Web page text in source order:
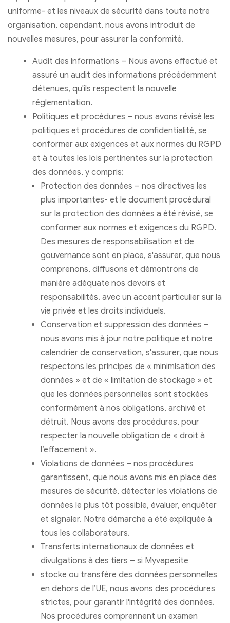
uniforme- et les niveaux de sécurité dans toute notre
organisation, cependant, nous avons introduit de
nouvelles mesures, pour assurer la conformité.
Audit des informations – Nous avons effectué et
assuré un audit des informations précédemment
détenues, qu'ils respectent la nouvelle
réglementation.
Politiques et procédures – nous avons révisé les
politiques et procédures de confidentialité, se
conformer aux exigences et aux normes du RGPD
et à toutes les lois pertinentes sur la protection
des données, y compris:
Protection des données – nos directives les
plus importantes- et le document procédural
sur la protection des données a été révisé, se
conformer aux normes et exigences du RGPD.
Des mesures de responsabilisation et de
gouvernance sont en place, s'assurer, que nous
comprenons, diffusons et démontrons de
manière adéquate nos devoirs et
responsabilités. avec un accent particulier sur la
vie privée et les droits individuels.
Conservation et suppression des données –
nous avons mis à jour notre politique et notre
calendrier de conservation, s'assurer, que nous
respectons les principes de « minimisation des
données » et de « limitation de stockage » et
que les données personnelles sont stockées
conformément à nos obligations, archivé et
détruit. Nous avons des procédures, pour
respecter la nouvelle obligation de « droit à
l’effacement ».
Violations de données – nos procédures
garantissent, que nous avons mis en place des
mesures de sécurité, détecter les violations de
données le plus tôt possible, évaluer, enquêter
et signaler. Notre démarche a été expliquée à
tous les collaborateurs.
Transferts internationaux de données et
divulgations à des tiers – si Myvapesite
stocke ou transfère des données personnelles
en dehors de l’UE, nous avons des procédures
strictes, pour garantir l'intégrité des données.
Nos procédures comprennent un examen